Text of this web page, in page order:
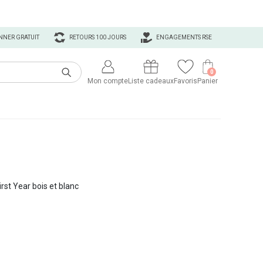
ENGAGEMENTS RSE
RETOURS 100 JOURS
GRATUIT
Mon compteListe cadeauxFavoris Panier
0
Year bois et blanc